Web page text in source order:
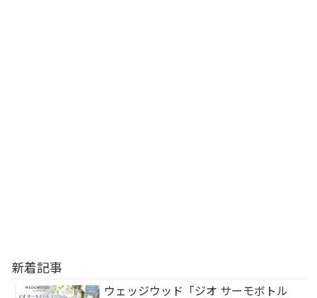
新着記事
ウェッジウッド「ジオ サーモボトル